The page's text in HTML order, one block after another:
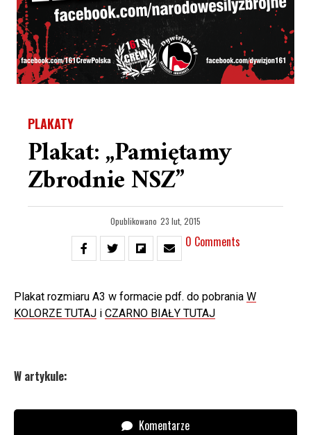
PLAKATY
Plakat: „Pamiętamy
Zbrodnie NSZ”
Opublikowano 23 lut, 2015
0 Comments
Plakat rozmiaru A3 w formacie pdf. do pobrania W
KOLORZE TUTAJ i CZARNO BIAŁY TUTAJ
W artykule:
Komentarze